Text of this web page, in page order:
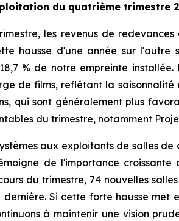
du quatrième trimestre
les revenus de
hausse d'une année sur
% de notre empreinte
de films, reflétant la
qui sont généralement plus
du trimestre, notamment
aux exploitants de salles
de l'importance
du trimestre, 74 nouvelles
Si cette forte hausse met
à maintenir une vision